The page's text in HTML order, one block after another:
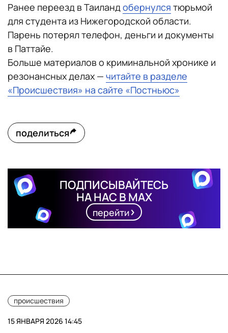
Ранее переезд в Таиландобернулся тюрьмой
для студента из Нижегородской области.
Парень потерял телефон, деньги и документы
в Паттайе.
Больше материалов о криминальной хронике и
резонансных делах — читайте в разделе
«Происшествия» на сайте «Постньюс»
поделиться
ПОДПИСЫВАЙТЕСЬ
НА НАС В MAX
перейти
происшествия
15 ЯНВАРЯ 2026 14:45